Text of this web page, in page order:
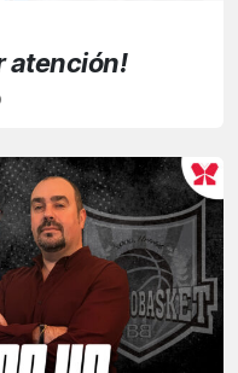
atención!